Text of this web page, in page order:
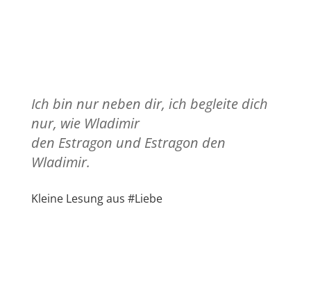
Ich bin nur neben dir, ich begleite dich
nur, wie Wladimir
den Estragon und Estragon den
Wladimir.
Kleine Lesung aus #Liebe